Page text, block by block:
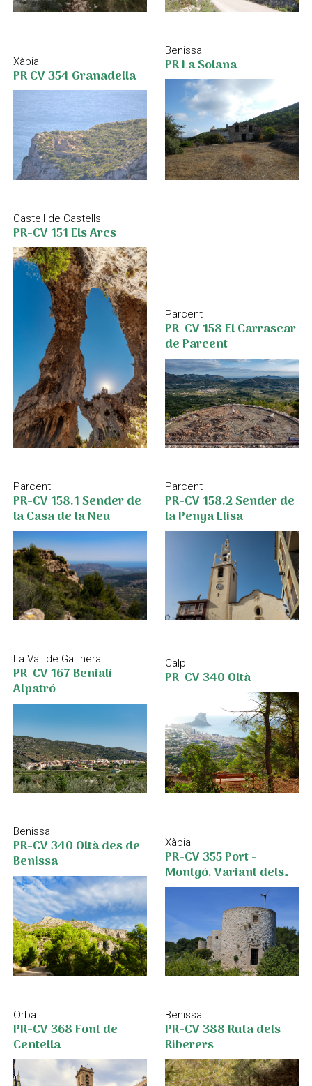
Xàbia
PR CV 354 Granadella
Benissa
PR La Solana
Castell de Castells
PR-CV 151 Els Arcs
Parcent
PR-CV 158 El Carrascar
de Parcent
Parcent
PR-CV 158.1 Sender de
la Casa de la Neu
Parcent
PR-CV 158.2 Sender de
la Penya Llisa
La Vall de Gallinera
PR-CV 167 Benialí -
Alpatró
Calp
PR-CV 340 Oltà
Benissa
PR-CV 340 Oltà des de
Benissa
Xàbia
PR-CV 355 Port -
Montgó. Variant dels
Molins
Orba
PR-CV 368 Font de
Centella
Benissa
PR-CV 388 Ruta dels
Riberers